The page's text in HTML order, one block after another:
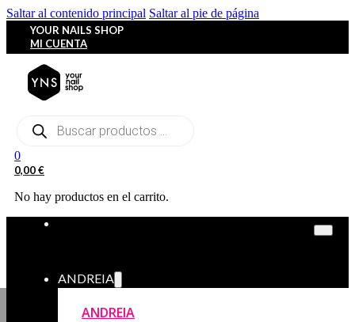
Saltar al contenido principal Saltar al pie de página
YOUR NAILS SHOP
MI CUENTA
Búsqueda
0
0,00€
No hay productos en el carrito.
ANDREIA
ANDREIA